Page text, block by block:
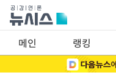
메인 랭킹